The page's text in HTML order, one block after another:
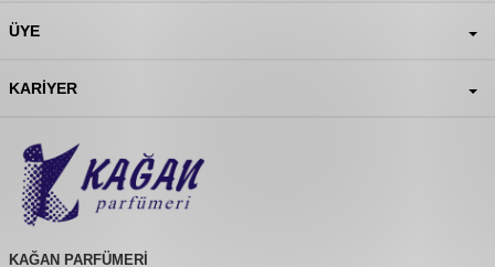
ÜYE
KARIYER
KAĞAN PARFÜMERİ